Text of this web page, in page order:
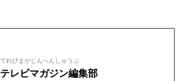
てれびまがじんへんしゅうぶ
テレビマガジン編集部